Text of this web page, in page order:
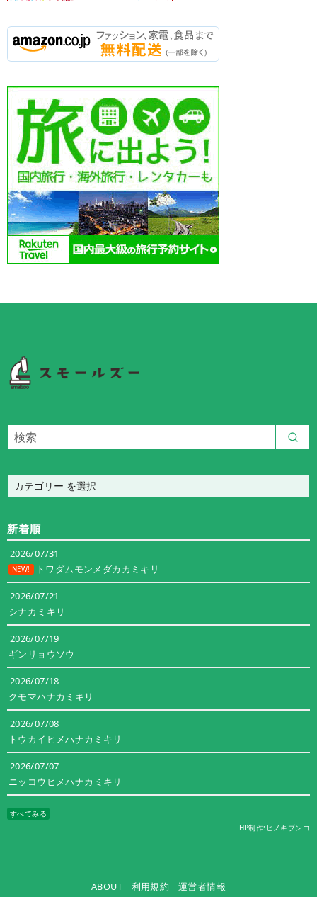
テ
リ
新着順
2026/07/31
NEW! トワダムモンメダカカミキリ
2026/07/21
シナカミキリ
2026/07/19
ギンリョウソウ
2026/07/18
クモマハナカミキリ
2026/07/08
トウカイヒメハナカミキリ
2026/07/07
ニッコウヒメハナカミキリ
すべてみる
HP制作:ヒノキブンコ
ABOUT 利用規約 運営者情報